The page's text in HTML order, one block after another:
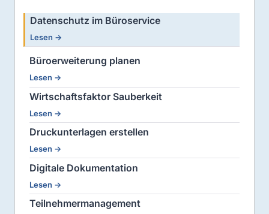
Datenschutz im Büroservice
Lesen →
Büroerweiterung planen
Lesen →
Wirtschaftsfaktor Sauberkeit
Lesen →
Druckunterlagen erstellen
Lesen →
Digitale Dokumentation
Lesen →
Teilnehmermanagement